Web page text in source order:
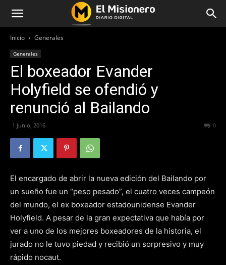
Inicio Generales
Generales
El boxeador Evander
Holyfield se ofendió y
renunció al Bailando
1 junio, 2016 0
El encargado de abrir la nueva edición del Bailando por
un sueño fue un “peso pesado”, el cuatro veces campeón
del mundo, el ex boxeador estadounidense Evander
Holyfield. A pesar de la gran expectativa que había por
ver a uno de los mejores boxeadores de la historia, el
jurado no le tuvo piedad y recibió un sorpresivo y muy
rápido nocaut.